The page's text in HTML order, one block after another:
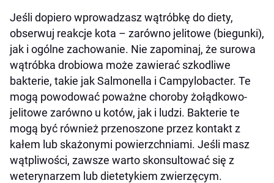
Jeśli dopiero wprowadzasz wątróbkę do diety,
obserwuj reakcje kota – zarówno jelitowe (biegunki),
jak i ogólne zachowanie. Nie zapominaj, że surowa
wątróbka drobiowa może zawierać szkodliwe
bakterie, takie jak Salmonella i Campylobacter. Te
mogą powodować poważne choroby żołądkowo-
jelitowe zarówno u kotów, jak i ludzi. Bakterie te
mogą być również przenoszone przez kontakt z
kałem lub skażonymi powierzchniami. Jeśli masz
wątpliwości, zawsze warto skonsultować się z
weterynarzem lub dietetykiem zwierzęcym.